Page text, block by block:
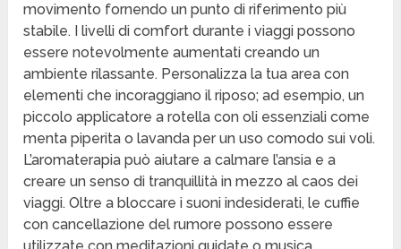
movimento fornendo un punto di riferimento più
stabile. I livelli di comfort durante i viaggi possono
essere notevolmente aumentati creando un
ambiente rilassante. Personalizza la tua area con
elementi che incoraggiano il riposo; ad esempio, un
piccolo applicatore a rotella con oli essenziali come
menta piperita o lavanda per un uso comodo sui voli.
L’aromaterapia può aiutare a calmare l’ansia e a
creare un senso di tranquillità in mezzo al caos dei
viaggi. Oltre a bloccare i suoni indesiderati, le cuffie
con cancellazione del rumore possono essere